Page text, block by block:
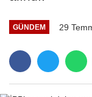
GÜNDEM 29